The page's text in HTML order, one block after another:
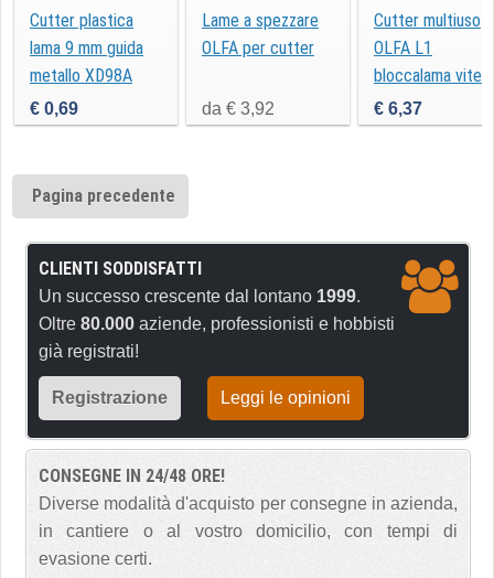
Cutter plastica
lama 9 mm guida
metallo XD98A
€ 0,69
Lame a spezzare
OLFA per cutter
da € 3,92
Cutter multiuso
OLFA L1
bloccalama vite
mm
€ 6,37
Pagina precedente
CLIENTI SODDISFATTI
Un successo crescente dal lontano 1999.
Oltre 80.000 aziende, professionisti e hobbisti
già registrati!
Registrazione Leggi le opinioni
CONSEGNE IN 24/48 ORE!
Diverse modalità d'acquisto per consegne in azienda,
in cantiere o al vostro domicilio, con tempi di
evasione certi.